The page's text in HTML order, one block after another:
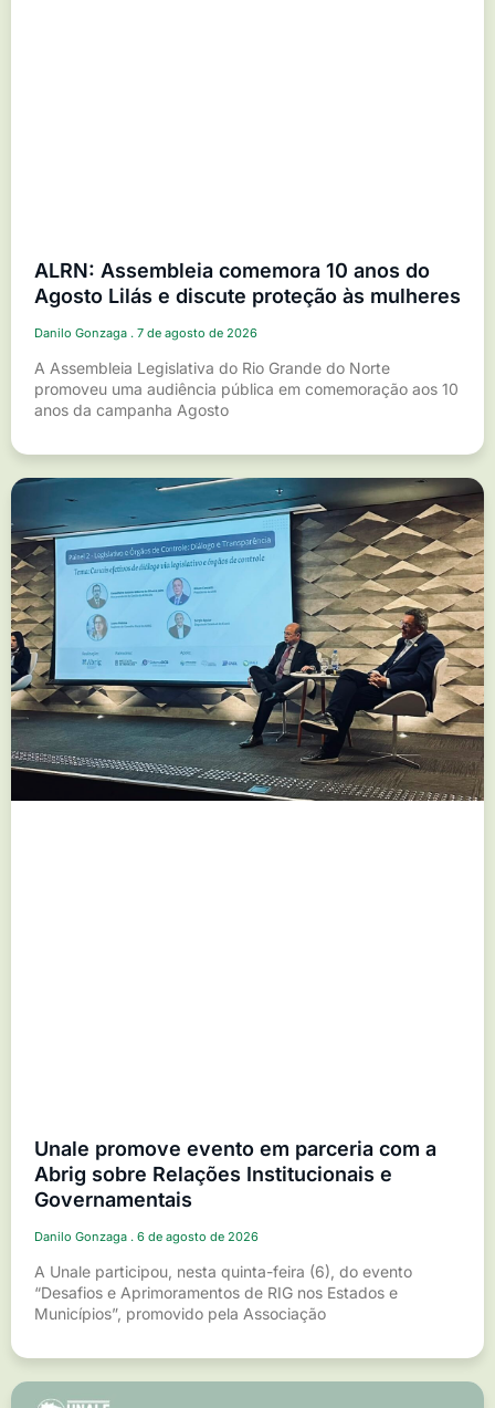
ALRN: Assembleia comemora 10 anos do
Agosto Lilás e discute proteção às mulheres
Danilo Gonzaga 7 de agosto de 2026
A Assembleia Legislativa do Rio Grande do Norte
promoveu uma audiência pública em comemoração aos 10
anos da campanha Agosto
Unale promove evento em parceria com a
Abrig sobre Relações Institucionais e
Governamentais
Danilo Gonzaga 6 de agosto de 2026
A Unale participou, nesta quinta-feira (6), do evento
“Desafios e Aprimoramentos de RIG nos Estados e
Municípios”, promovido pela Associação